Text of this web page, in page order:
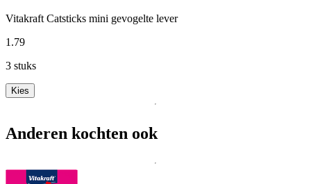
Vitakraft Catsticks mini gevogelte lever
1.79
3 stuks
Kies
Anderen kochten ook